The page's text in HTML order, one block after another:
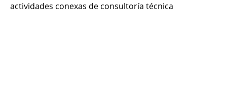
actividades conexas de consultoría técnica